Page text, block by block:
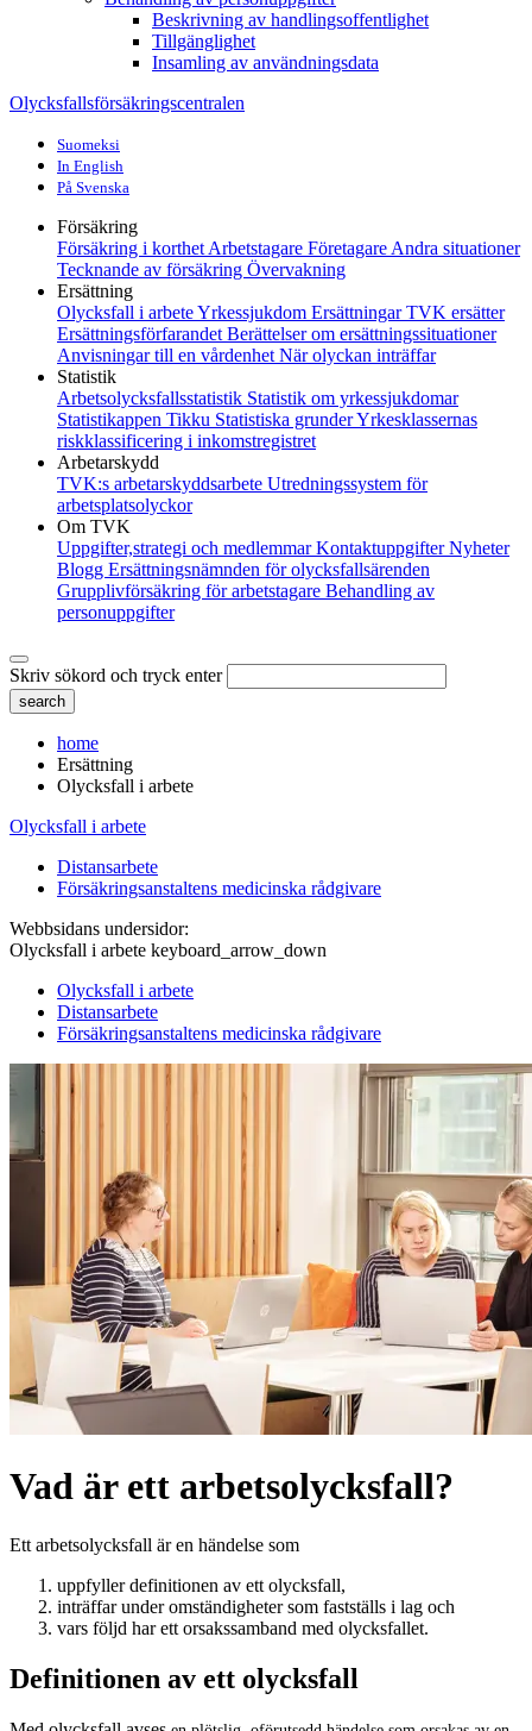
Beskrivning av handlingsoffentlighet
Tillgänglighet
Insamling av användningsdata
Olycksfallsförsäkringscentralen
Suomeksi
In English
På Svenska
Försäkring
Försäkring i korthet Arbetstagare Företagare Andra situationer
Tecknande av försäkring Övervakning
Ersättning
Olycksfall i arbeteYrkessjukdom ErsättningarTVK ersätter
Ersättningsförfarandet Berättelser om ersättningssituationer
Anvisningar till en vårdenhet När olyckan inträffar
Statistik
Arbetsolycksfallsstatistik Statistik om yrkessjukdomar
Statistikappen Tikku Statistiska grunderYrkesklassernas
riskklassificering i inkomstregistret
Arbetarskydd
TVK:s arbetarskyddsarbete Utredningssystem för
arbetsplatsolyckor
Om TVK
Uppgifter,strategi och medlemmarKontaktuppgifterNyheter
Blogg Ersättningsnämnden för olycksfallsärenden
Grupplivförsäkring för arbetstagare Behandling av
personuppgifter
Skriv sökord och tryck enter
home
Ersättning
Olycksfall i arbete
Olycksfall i arbete
Distansarbete
Försäkringsanstaltens medicinska rådgivare
Webbsidans undersidor:
Olycksfall i arbete keyboard_arrow_down
Olycksfall i arbete
Distansarbete
Försäkringsanstaltens medicinska rådgivare
Vad är ett arbetsolycksfall?
Ett arbetsolycksfall är en händelse som
uppfyller definitionen av ett olycksfall,
inträffar under omständigheter som fastställs i lag och
vars följd har ett orsakssamband med olycksfallet.
Definitionen av ett olycksfall